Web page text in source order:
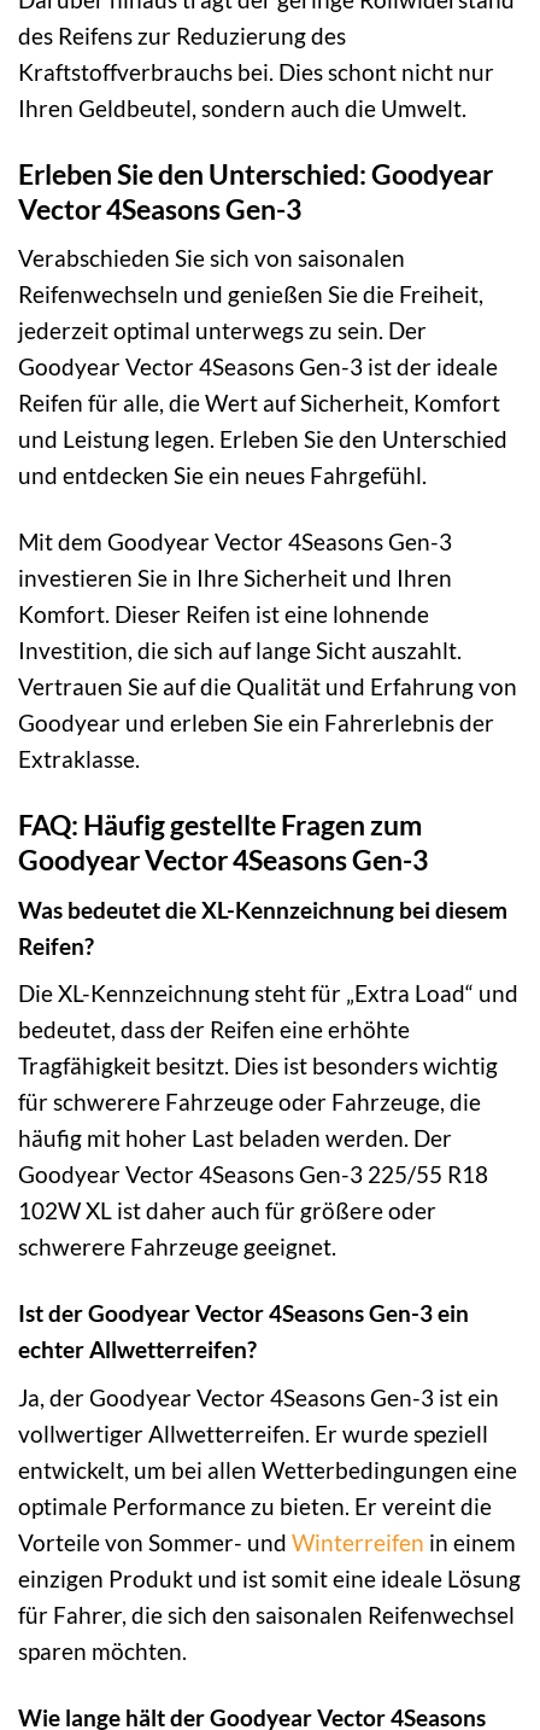
des Reifens zur Reduzierung des
Kraftstoffverbrauchs bei. Dies schont nicht nur
Ihren Geldbeutel, sondern auch die Umwelt.
Erleben Sie den Unterschied: Goodyear
Vector 4Seasons Gen-3
Verabschieden Sie sich von saisonalen
Reifenwechseln und genießen Sie die Freiheit,
jederzeit optimal unterwegs zu sein. Der
Goodyear Vector 4Seasons Gen-3 ist der ideale
Reifen für alle, die Wert auf Sicherheit, Komfort
und Leistung legen. Erleben Sie den Unterschied
und entdecken Sie ein neues Fahrgefühl.
Mit dem Goodyear Vector 4Seasons Gen-3
investieren Sie in Ihre Sicherheit und Ihren
Komfort. Dieser Reifen ist eine lohnende
Investition, die sich auf lange Sicht auszahlt.
Vertrauen Sie auf die Qualität und Erfahrung von
Goodyear und erleben Sie ein Fahrerlebnis der
Extraklasse.
FAQ: Häufig gestellte Fragen zum
Goodyear Vector 4Seasons Gen-3
Was bedeutet die XL-Kennzeichnung bei diesem
Reifen?
Die XL-Kennzeichnung steht für „Extra Load“ und
bedeutet, dass der Reifen eine erhöhte
Tragfähigkeit besitzt. Dies ist besonders wichtig
für schwerere Fahrzeuge oder Fahrzeuge, die
häufig mit hoher Last beladen werden. Der
Goodyear Vector 4Seasons Gen-3 225/55 R18
102W XL ist daher auch für größere oder
schwerere Fahrzeuge geeignet.
Ist der Goodyear Vector 4Seasons Gen-3 ein
echter Allwetterreifen?
Ja, der Goodyear Vector 4Seasons Gen-3 ist ein
vollwertiger Allwetterreifen. Er wurde speziell
entwickelt, um bei allen Wetterbedingungen eine
optimale Performance zu bieten. Er vereint die
Vorteile von Sommer- und Winterreifen in einem
einzigen Produkt und ist somit eine ideale Lösung
für Fahrer, die sich den saisonalen Reifenwechsel
sparen möchten.
Wie lange hält der Goodyear Vector 4Seasons